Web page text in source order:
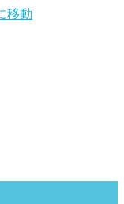
移動